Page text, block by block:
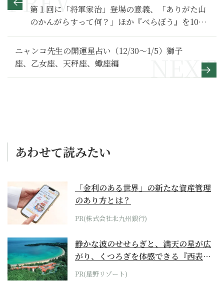
第１回に「将軍家治」登場の意義、「ありがた山
のかんがらすって何？」ほか『べらぼう』を10倍
楽しむ情報、第一弾！【べらぼう～蔦重栄華乃夢
噺～ 満喫リポート】
ニャンコ先生の開運星占い（12/30～1/5）獅子
座、乙女座、天秤座、蠍座編
あわせて読みたい
「金利のある世界」の新たな資産管理
のあり方とは？
PR(株式会社北九州銀行)
静かな波のせせらぎと、満天の星が広
がり、くつろぎを体感できる『西表島
ホテル by...
PR(星野リゾート)